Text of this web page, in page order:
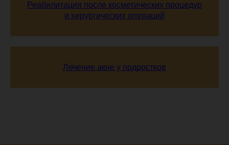
Реабилитация после косметических процедур
и хирургических операций
Лечение акне у подростков